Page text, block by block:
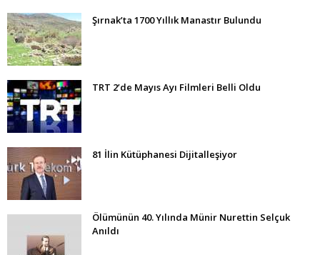
Şırnak’ta 1700 Yıllık Manastır Bulundu
TRT 2’de Mayıs Ayı Filmleri Belli Oldu
81 İlin Kütüphanesi Dijitalleşiyor
Ölümünün 40. Yılında Münir Nurettin Selçuk
Anıldı